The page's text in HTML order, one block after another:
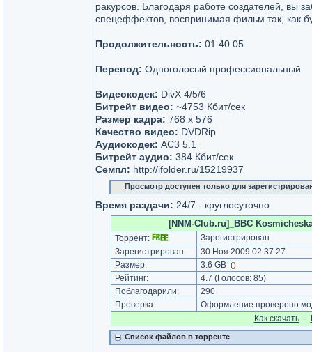
ракурсов. Благодаря работе создателей, вы
спецеффектов, воспринимая фильм так, как
Продолжительность: 01:40:05
Перевод: Одноголосый профессиональный
Видеокодек: DivX 4/5/6
Битрейт видео: ~4753 Кбит/сек
Размер кадра: 768 х 576
Качество видео: DVDRip
Аудиокодек: AC3 5.1
Битрейт аудио: 384 Кбит/сек
Семпл: http://ifolder.ru/15219937
Просмотр доступен только для
Время раздачи: 24/7 - круглосуточно
[NNM-Club.ru]_BBC
Торрент:
Зарегистрирован
Зарегистрирован:
30 Ноя 2009 02:37:27
Размер:
3.6 GB ()
Рейтинг: 4.7 (Голосов: 85)
Поблагодарили:
290
Проверка:
Оформление проверено
Как cкачать·
Список файлов в торренте